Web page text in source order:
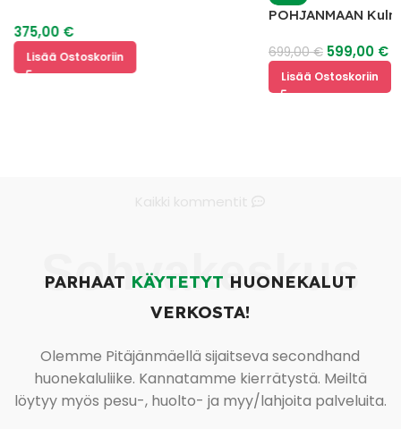
375,00 €
Lisää Ostoskoriin
POHJANMAAN
699,00€ 599,00 €
Lisää Ostoskoriin
Sohvakeskus
PARHAAT KÄYTETYT HUONEKALUT
VERKOSTA!
Olemme Pitäjänmäellä sijaitseva secondhand
huonekaluliike. Kannatamme kierrätystä. Meiltä
löytyy myös pesu-, huolto- ja myy/lahjoita palveluita.